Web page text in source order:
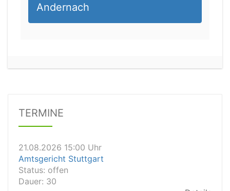
Andernach
TERMINE
21.08.2026 15:00 Uhr
Amtsgericht Stuttgart
Dauer: 30
21.08.2026 14:30 Uhr
Amtsgericht Ulm